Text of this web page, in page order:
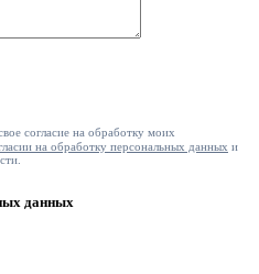
согласие на обработку моих
на обработку персональных данных и
данных